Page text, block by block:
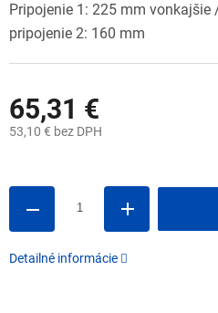
65,31 €
53,10 € bez DPH
Pripojenie 1: 225 mm
pripojenie 2: 160 mm
Detailné informácie